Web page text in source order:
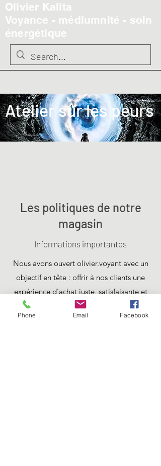
Olivier Kalita
Voyance - médiumnité - soin
énergétique
​Atelier sur les peurs
Les politiques de notre
magasin
Informations importantes
Nous avons ouvert olivier.voyant avec un
objectif en tête : offrir à nos clients une
expérience d'achat juste, satisfaisante et
agréable. Nous appliquons ces valeurs à
toutes nos activités et transactions, car un
Phone Email Facebook